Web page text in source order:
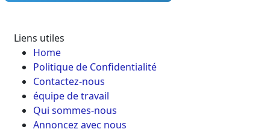
Liens utiles
Home
Politique de Confidentialité
Contactez-nous
équipe de travail
Qui sommes-nous
Annoncez avec nous